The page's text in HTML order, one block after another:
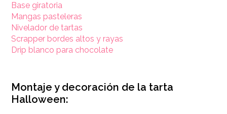
Base giratoria
Mangas pasteleras
Nivelador de tartas
Scrapper bordes altos y rayas
Drip blanco para chocolate
Montaje y decoración de la tarta
Halloween: